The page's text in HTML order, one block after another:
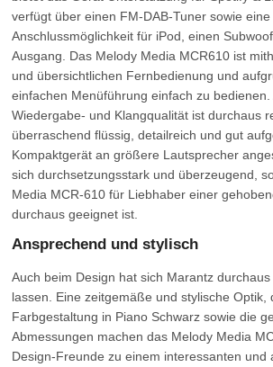
verfügt über einen FM-DAB-Tuner sowie eine
Anschlussmöglichkeit für iPod, einen
Ausgang. Das Melody Media MCR610 ist
und übersichtlichen Fernbedienung und
einfachen Menüführung einfach zu bedienen.
Wiedergabe- und Klangqualität ist durchaus
überraschend flüssig, detailreich und gut
Kompaktgerät an größere Lautsprecher
sich durchsetzungsstark und überzeugend,
Media MCR-610 für Liebhaber einer
durchaus geeignet ist.
Ansprechend und stylisch
Auch beim Design hat sich Marantz
lassen. Eine zeitgemäße und stylische Optik,
Farbgestaltung in Piano Schwarz sowie die
Abmessungen machen das Melody Media
Design-Freunde zu einem interessanten und